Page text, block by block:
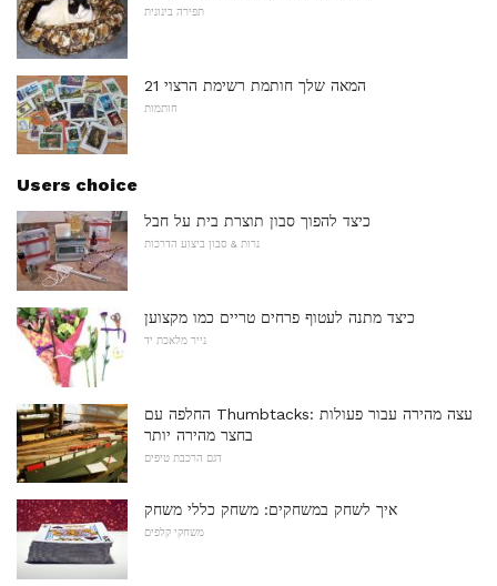
תפירה בינונית
21 המאה שלך חותמת רשימת הרצוי
חותמות
Users choice
כיצד להפוך סבון תוצרת בית על חבל
נרות & סבון ביצוע הדרכות
כיצד מתנה לעטוף פרחים טריים כמו מקצוען
נייר מלאכת יד
החלפה עם Thumbtacks: עצה מהירה עבור פעולות
בחצר מהירה יותר
דגם הרכבת טיפים
איך לשחק במשחקים: משחק כללי משחק
משחקי קלפים